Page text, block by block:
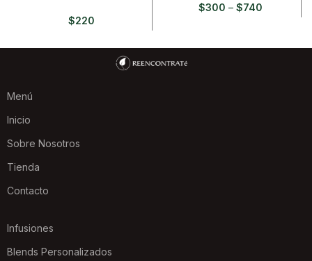
$220
$300 – $740
Menú
Inicio
Sobre Nosotros
Tienda
Contacto
Infusiones
Blends Personalizados